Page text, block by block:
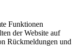
Funktionen
der Website auf
Rückmeldungen und